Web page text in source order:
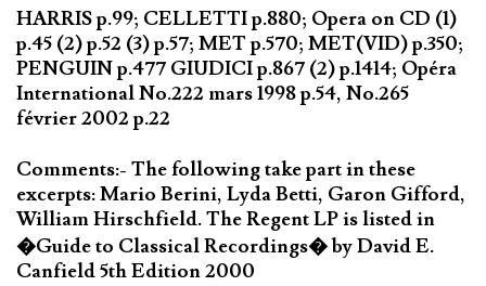
HARRIS p.99; CELLETTI p.880; Opera on CD (1)
p.45 (2) p.52 (3) p.57; MET p.570; MET(VID) p.350;
PENGUIN p.477 GIUDICI p.867 (2) p.1414; Opéra
International No.222 mars 1998 p.54, No.265
février 2002 p.22
Comments:- The following take part in these
excerpts: Mario Berini, Lyda Betti, Garon Gifford,
William Hirschfield. The Regent LP is listed in
�Guide to Classical Recordings� by David E.
Canfield 5th Edition 2000